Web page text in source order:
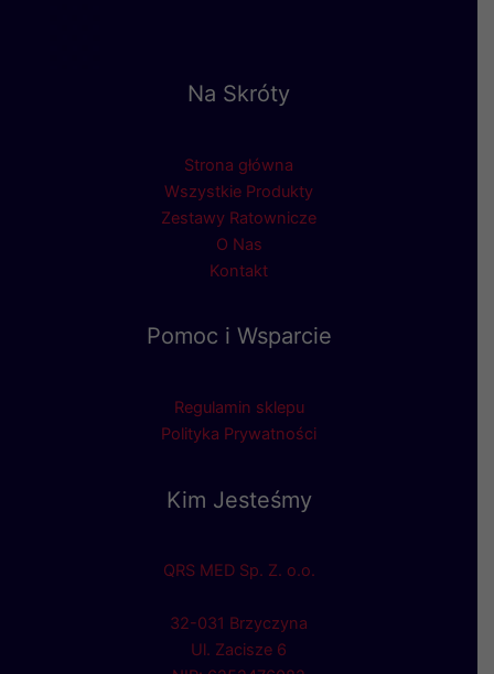
Na Skróty
Strona główna
Wszystkie Produkty
Zestawy Ratownicze
O Nas
Kontakt
Pomoc i Wsparcie
Regulamin sklepu
Polityka Prywatności
Kim Jesteśmy
QRS MED Sp. Z. o.o.
32-031 Brzyczyna
Ul. Zacisze 6